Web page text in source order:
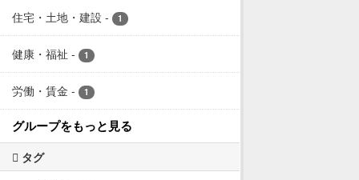
住宅・土地・建設 - 1
健康・福祉 - 1
労働・賃金 - 1
グループをもっと見る
タグ